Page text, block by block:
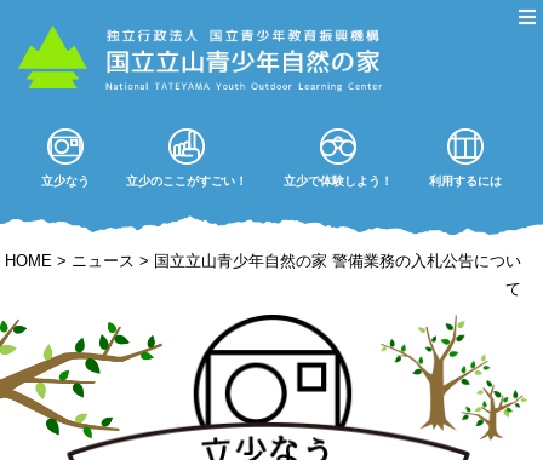
立少なう 立少のここがすごい！ 立少で体験しよう！ 利用するには
HOME > ニュース > 国立立山青少年自然の家 警備業務の入札公告につい
て